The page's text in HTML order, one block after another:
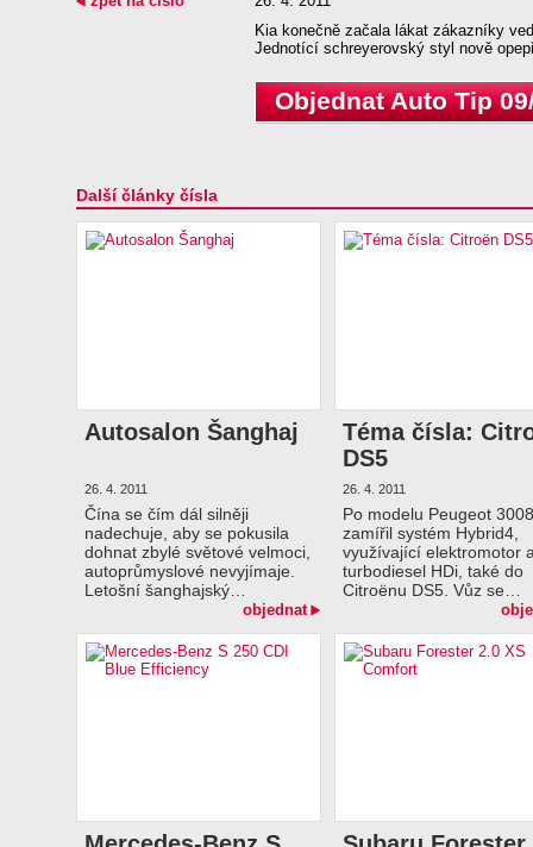
Kia konečně začala lákat zákazníky
Jednotící schreyerovský styl nově
Objednat Auto Tip
Další články čísla
Autosalon Šanghaj
26. 4. 2011
Čína se čím dál silněji
nadechuje, aby se pokusila
dohnat zbylé světové velmoci,
autoprůmyslové nevyjímaje.
Letošní šanghajský…
objednat
Téma čísla:
DS5
26. 4. 2011
Po modelu Peugeot 3008
zamířil systém Hybrid4,
využívající elektromotor
turbodiesel HDi, také do
Citroënu DS5. Vůz se…